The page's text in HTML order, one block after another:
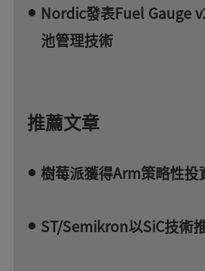
Nordic發表Fuel Gauge
池管理技術
推薦文章
樹莓派獲得Arm策略性投
ST/Semikron以SiC技術